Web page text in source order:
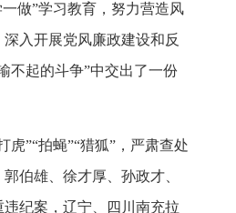
做”学习教育，努力营造风
入开展党风廉政建设和反
不起的斗争”中交出了一份
”“拍蝇”“猎狐”，严肃查处
伯雄、徐才厚、孙政才、
纪案，辽宁、四川南充拉